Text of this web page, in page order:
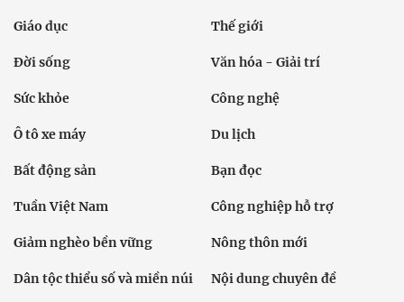
Giáo dục Thế giới
Đời sống Văn hóa - Giải trí
Sức khỏe Công nghệ
Ô tô xe máy Du lịch
Bất động sản Bạn đọc
Tuần Việt Nam Công nghiệp hỗ trợ
Giảm nghèo bền vững Nông thôn mới
Dân tộc thiểu số và miền núi Nội dung chuyên đề